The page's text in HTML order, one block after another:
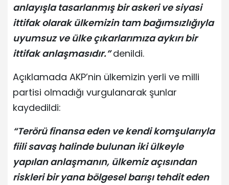
anlayışla tasarlanmış bir askeri ve siyasi
ittifak olarak ülkemizin tam bağımsızlığıyla
uyumsuz ve ülke çıkarlarımıza aykırı bir
ittifak anlaşmasıdır.” denildi.
Açıklamada AKP’nin ülkemizin yerli ve milli
partisi olmadığı vurgulanarak şunlar
kaydedildi:
“Terörü finansa eden ve kendi komşularıyla
fiili savaş halinde bulunan iki ülkeyle
yapılan anlaşmanın, ülkemiz açısından
riskleri bir yana bölgesel barışı tehdit eden